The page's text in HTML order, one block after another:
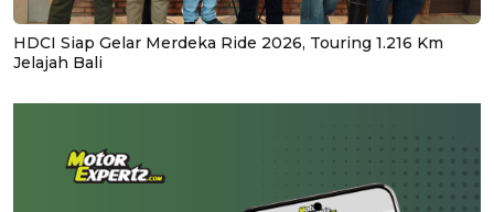
HDCI Siap Gelar Merdeka Ride 2026, Touring 1.216 Km
Jelajah Bali